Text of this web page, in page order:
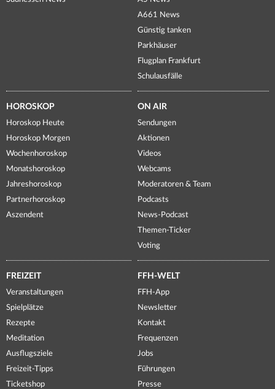
A661 News
Günstig tanken
Parkhäuser
Flugplan Frankfurt
Schulausfälle
HOROSKOP
Horoskop Heute
Horoskop Morgen
Wochenhoroskop
Monatshoroskop
Jahreshoroskop
Partnerhoroskop
Aszendent
ON AIR
Sendungen
Aktionen
Videos
Webcams
Moderatoren & Team
Podcasts
News-Podcast
Themen-Ticker
Voting
FREIZEIT
Veranstaltungen
Spielplätze
Rezepte
Meditation
Ausflugsziele
Freizeit-Tipps
Ticketshop
FFH-WELT
FFH-App
Newsletter
Kontakt
Frequenzen
Jobs
Führungen
Presse